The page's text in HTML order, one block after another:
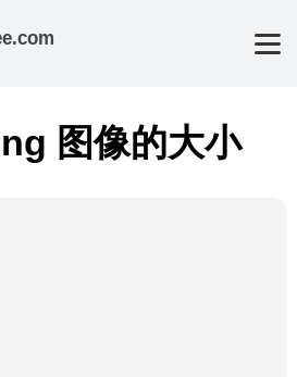
图像的大小